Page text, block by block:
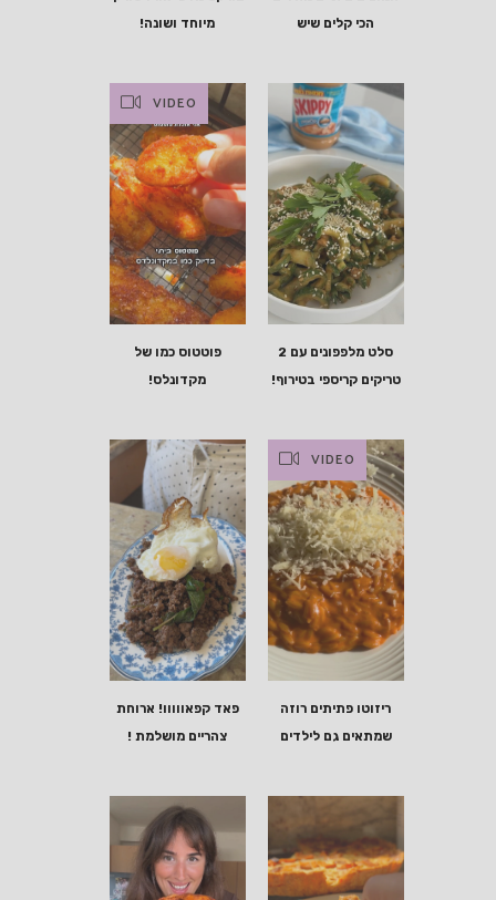
מיוחד ושונה!
הכי קלים שיש
VIDEO
פוטטוס כמו של
מקדונלס!
סלט מלפפונים עם 2
טריקים קריספי בטירוף!
פאד קפאווווו! ארוחת
צהריים מושלמת !
VIDEO
ריזוטו פתיתים רוזה
שמתאים גם לילדים